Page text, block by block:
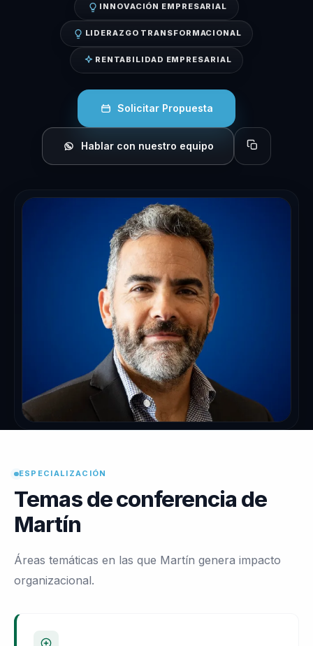
INNOVACIÓN EMPRESARIAL
LIDERAZGO TRANSFORMACIONAL
RENTABILIDAD EMPRESARIAL
Solicitar Propuesta
Hablar con nuestro equipo Copiar perfil
ESPECIALIZACIÓN
Temas de conferencia de
Martín
Áreas temáticas en las que Martín genera impacto
organizacional.